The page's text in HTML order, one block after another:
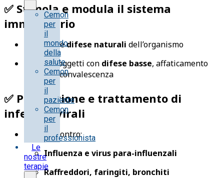
Cemon
per
il
mondo
della
salute
Cemon
per
il
paziente
Cemon
per
il
professionista
Le
nostre
terapie
✅ Stimola e modula il sistema
immunitario
Rafforza ledifese naturali dell’organismo
Utile in soggetti con difese basse, affaticamento
cronico o convalescenza
✅ Prevenzione e trattamento di
infezioni virali
Indicato contro:
Influenza e virus para-influenzali
Raffreddori, faringiti, bronchiti